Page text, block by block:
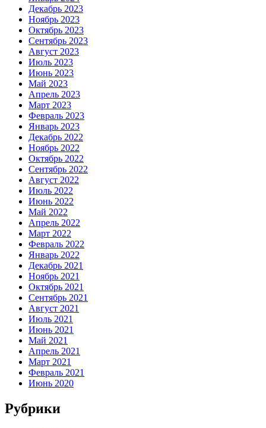
Декабрь 2023
Ноябрь 2023
Октябрь 2023
Сентябрь 2023
Август 2023
Июль 2023
Июнь 2023
Май 2023
Апрель 2023
Март 2023
Февраль 2023
Январь 2023
Декабрь 2022
Ноябрь 2022
Октябрь 2022
Сентябрь 2022
Август 2022
Июль 2022
Июнь 2022
Май 2022
Апрель 2022
Март 2022
Февраль 2022
Январь 2022
Декабрь 2021
Ноябрь 2021
Октябрь 2021
Сентябрь 2021
Август 2021
Июль 2021
Июнь 2021
Май 2021
Апрель 2021
Март 2021
Февраль 2021
Июнь 2020
Рубрики